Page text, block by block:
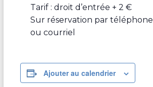
Tarif : droit d’entrée + 2 €
Sur réservation par téléphone
ou courriel
Ajouter au calendrier